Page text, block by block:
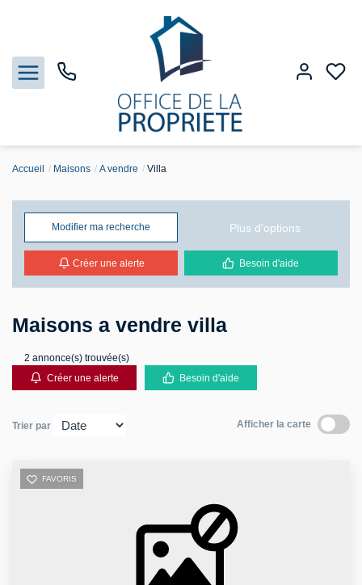
Biens vendus
Estimation
Gestion
Notre Agence
Accueil Maisons A vendre Villa
Modifier ma recherche Plus d'options
Créer une alerte Besoin d'aide
Maisons a vendre villa
2 annonce(s) trouvée(s)
Créer une alerte
Besoin d'aide
Trier par Afficher la carte
FAVORIS